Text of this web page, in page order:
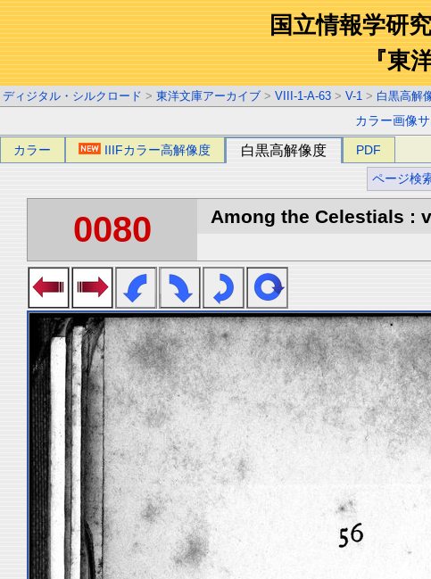
国立情報学研
『東
ディジタル・シルクロード > 東洋文庫アーカイブ > VIII-1-A-63 > V-1 > 白黒高解
カラー画像
カラー IIIFカラー高解像度 白黒高解像度 PDF
ページ検
0080 Among the Celestials :